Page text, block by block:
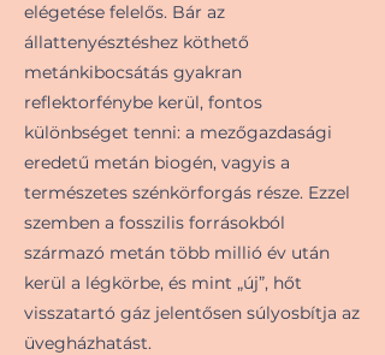
elégetése felelős. Bár az
állattenyésztéshez köthető
metánkibocsátás gyakran
reflektorfénybe kerül, fontos
különbséget tenni: a mezőgazdasági
eredetű metán biogén, vagyis a
természetes szénkörforgás része. Ezzel
szemben a fosszilis forrásokból
származó metán több millió év után
kerül a légkörbe, és mint „új”, hőt
visszatartó gáz jelentősen súlyosbítja az
üvegházhatást.